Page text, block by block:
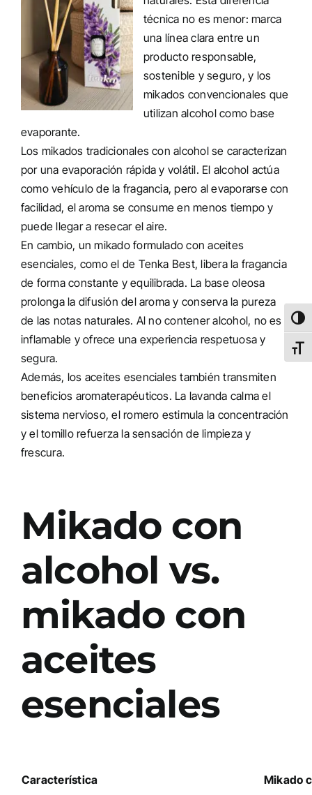
técnica no es menor: marca
una línea clara entre un
producto responsable,
sostenible y seguro, y los
mikados convencionales que
utilizan alcohol como base
evaporante.
Los mikados tradicionales con alcohol se caracterizan
por una evaporación rápida y volátil. El alcohol actúa
como vehículo de la fragancia, pero al evaporarse con
facilidad, el aroma se consume en menos tiempo y
puede llegar a resecar el aire.
En cambio, un mikado formulado con aceites
esenciales, como el de Tenka Best, libera la fragancia
de forma constante y equilibrada. La base oleosa
prolonga la difusión del aroma y conserva la pureza
de las notas naturales. Al no contener alcohol, no es
inflamable y ofrece una experiencia respetuosa y
segura.
Además, los aceites esenciales también transmiten
beneficios aromaterapéuticos. La lavanda calma el
sistema nervioso, el romero estimula la concentración
y el tomillo refuerza la sensación de limpieza y
frescura.
Mikado con
alcohol vs.
mikado con
aceites
esenciales
Característica
Mikado